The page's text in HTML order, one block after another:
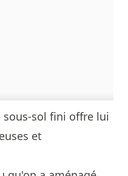
sous-sol fini offre lui
et